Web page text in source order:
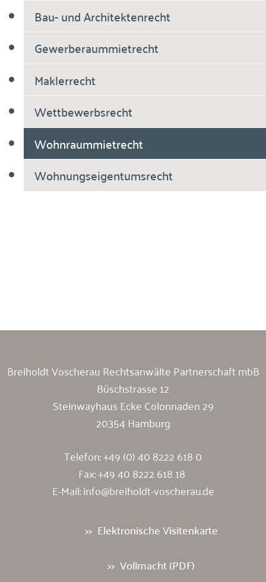
Bau- und Architektenrecht
Gewerberaummietrecht
Maklerrecht
Wettbewerbsrecht
Wohnraummietrecht
Wohnungseigentumsrecht
Breiholdt Voscherau Rechtsanwälte Partnerschaft mbB
Büschstrasse 12
Steinwayhaus Ecke Colonnaden 29
20354 Hamburg
Telefon:+49 (0) 40 8222 618 0
Fax: +49 40 8222 618 18
E-Mail:info@breiholdt-voscherau.de
Elektronische Visitenkarte
Vollmacht (PDF)